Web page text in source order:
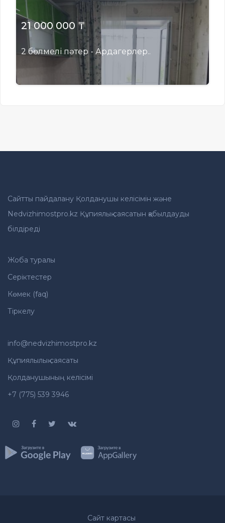
21 000 000 ₸
2 бөлмелі пәтер - Ардагерлер..
Сайтты пайдалану Қолданушы келісімін және
Nedvizhimostpro.kz Құпиялық саясатын қабылдауды
білдіреді
Жоба туралы
Серіктестер
Көмек (faq)
Тіркелу
info@nedvizhimostpro.kz
Құпиялылық саясаты
Қолданушының келісімі
+7 (775) 539 3946
Сайт картасы